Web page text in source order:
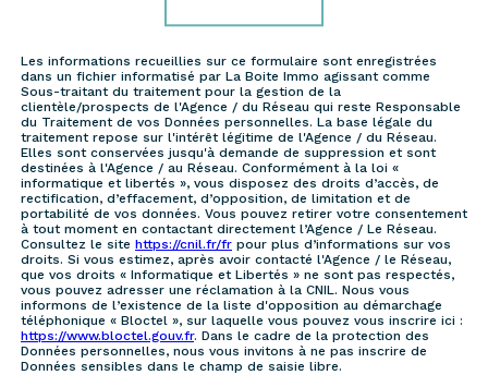
Les informations recueillies sur ce formulaire sont enregistrées
dans un fichier informatisé par La Boite Immo agissant comme
Sous-traitant du traitement pour la gestion de la
clientèle/prospects de l'Agence / du Réseau qui reste Responsable
du Traitement de vos Données personnelles. La base légale du
traitement repose sur l'intérêt légitime de l'Agence / du Réseau.
Elles sont conservées jusqu'à demande de suppression et sont
destinées à l'Agence / au Réseau. Conformément à la loi «
informatique et libertés », vous disposez des droits d’accès, de
rectification, d’effacement, d’opposition, de limitation et de
portabilité de vos données. Vous pouvez retirer votre consentement
à tout moment en contactant directement l’Agence / Le Réseau.
Consultez le site https://cnil.fr/fr pour plus d’informations sur vos
droits. Si vous estimez, après avoir contacté l'Agence / le Réseau,
que vos droits « Informatique et Libertés » ne sont pas respectés,
vous pouvez adresser une réclamation à la CNIL. Nous vous
informons de l’existence de la liste d'opposition au démarchage
téléphonique « Bloctel », sur laquelle vous pouvez vous inscrire ici :
https://www.bloctel.gouv.fr. Dans le cadre de la protection des
Données personnelles, nous vous invitons à ne pas inscrire de
Données sensibles dans le champ de saisie libre.